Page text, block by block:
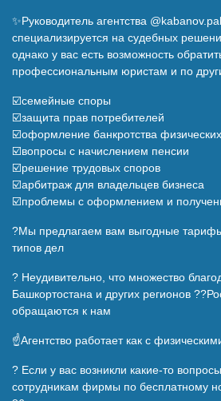
✨Руководитель агентства
специализируется на судебных
однако у вас есть возможность
профессиональным юристам и по
☑️семейные споры
☑️защита прав потребителей
☑️оформление банкротства
☑️вопросы с начислением пенсии
☑️решение трудовых споров
☑️арбитраж для владельцев бизнеса
☑️проблемы с оформлением и
?Мы предлагаем вам выгодные
типов дел
? Неудивительно, что множество
Башкортостана и других регионов
обращаются к нам
☝️Агентство работает как с
? Если у вас возникли какие-то
сотрудникам фирмы по бесплатному